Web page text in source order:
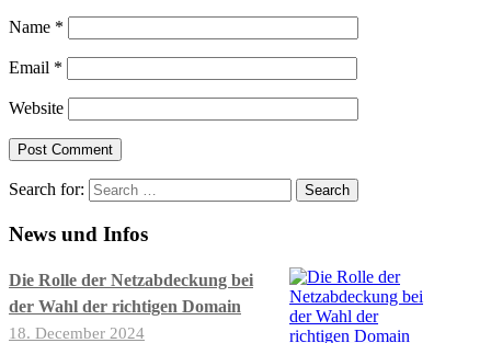
Name *
Email *
Website
Search for:
News und Infos
Die Rolle der Netzabdeckung bei
der Wahl der richtigen Domain
18. December 2024